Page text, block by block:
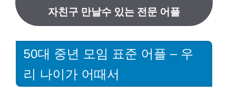
자친구 만날수 있는 전문 어플
50대 중년 모임 표준 어플 – 우
리 나이가 어때서